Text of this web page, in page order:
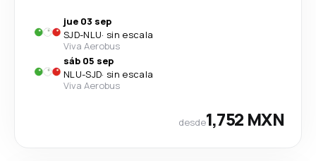
jue 03 sep
SJD-NLU· sin escala
Viva Aerobus
sáb 05 sep
NLU-SJD· sin escala
Viva Aerobus
desde1,752 MXN